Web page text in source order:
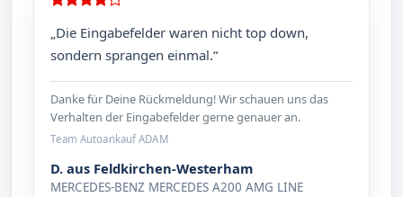
„Die Eingabefelder waren nicht top down,
sondern sprangen einmal.“
Danke für Deine Rückmeldung! Wir schauen uns das
Verhalten der Eingabefelder gerne genauer an.
Team Autoankauf ADAM
D. aus Feldkirchen-Westerham
MERCEDES-BENZ MERCEDES A200 AMG LINE